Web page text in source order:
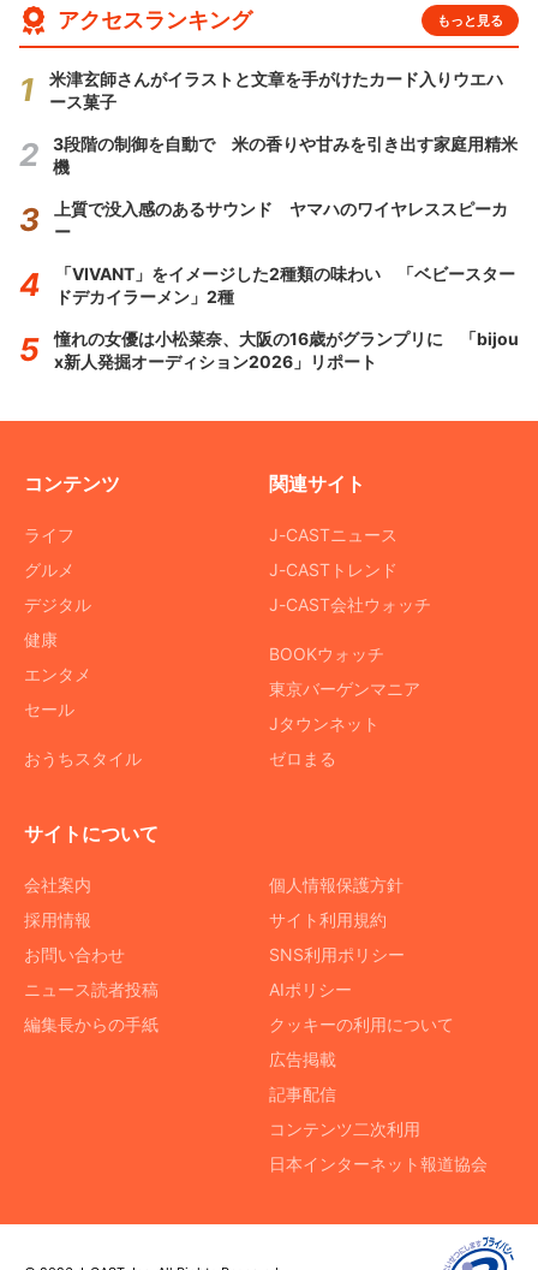
アクセスランキング もっと見る
米津玄師さんがイラストと文章を手がけたカード入りウエハ
ース菓子
3段階の制御を自動で 米の香りや甘みを引き出す家庭用精米
機
上質で没入感のあるサウンド ヤマハのワイヤレススピーカ
ー
「VIVANT」をイメージした2種類の味わい 「ベビースター
ドデカイラーメン」2種
憧れの女優は小松菜奈、大阪の16歳がグランプリに 「bijou
x新人発掘オーディション2026」リポート
コンテンツ
ライフ
グルメ
デジタル
健康
エンタメ
セール
おうちスタイル
関連サイト
J-CASTニュース
J-CASTトレンド
J-CAST会社ウォッチ
BOOKウォッチ
東京バーゲンマニア
Jタウンネット
ゼロまる
サイトについて
会社案内
採用情報
お問い合わせ
ニュース読者投稿
編集長からの手紙
個人情報保護方針
サイト利用規約
SNS利用ポリシー
AIポリシー
クッキーの利用について
広告掲載
記事配信
コンテンツ二次利用
日本インターネット報道協会